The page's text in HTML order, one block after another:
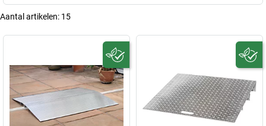
Aantal artikelen: 15